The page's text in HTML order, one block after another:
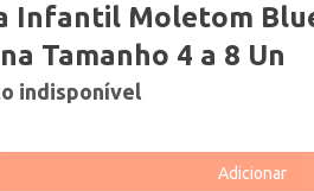
Infantil Moletom
Tamanho 4 a 8 Un
indisponível
Adicionar